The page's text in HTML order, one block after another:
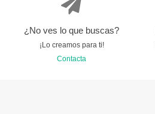
¿No ves lo que buscas?
¡Lo creamos para ti!
Contacta